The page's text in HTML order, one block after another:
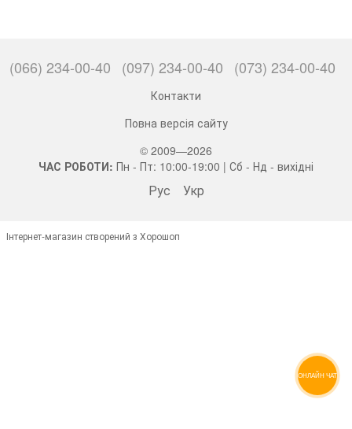
(066) 234-00-40 (097) 234-00-40 (073) 234-00-40
Контакти
Повна версія сайту
© 2009—2026
ЧАС РОБОТИ: Пн - Пт: 10:00-19:00 | Сб - Нд - вихідні
Рус Укр
Інтернет-магазин створений з Хорошоп
ОНЛАЙН ЧАТ